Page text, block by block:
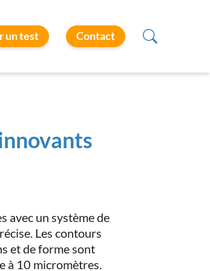
un test Contact
avec un système de
Les contours
et de forme sont
à 10 micromètres.